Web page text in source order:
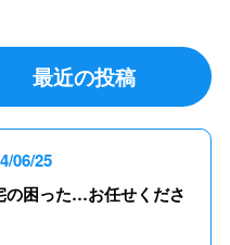
最近の投稿
06/25
の困った…お任せくださ